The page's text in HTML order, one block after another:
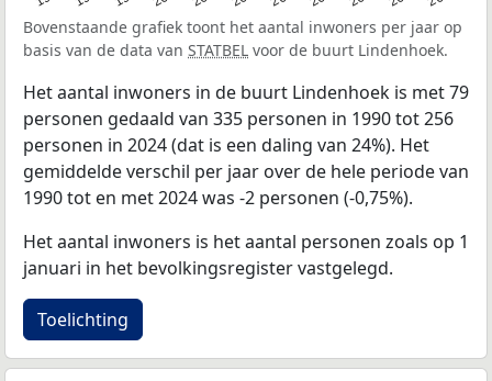
Bovenstaande grafiek toont het aantal inwoners per jaar op
basis van de data van STATBEL voor de buurt Lindenhoek.
Het aantal inwoners in de buurt Lindenhoek is met 79
personen gedaald van 335 personen in 1990 tot 256
personen in 2024 (dat is een daling van 24%). Het
gemiddelde verschil per jaar over de hele periode van
1990 tot en met 2024 was -2 personen (-0,75%).
Het aantal inwoners is het aantal personen zoals op 1
januari in het bevolkingsregister vastgelegd.
Toelichting